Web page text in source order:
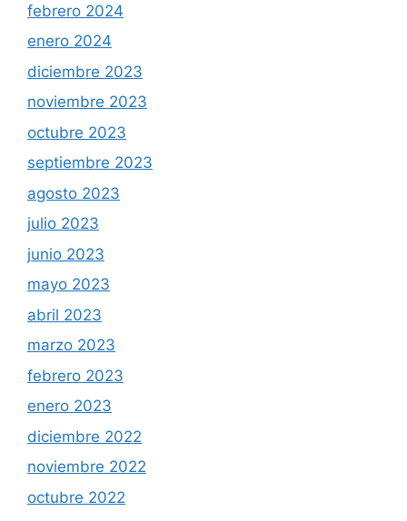
febrero 2024
enero 2024
diciembre 2023
noviembre 2023
octubre 2023
septiembre 2023
agosto 2023
julio 2023
junio 2023
mayo 2023
abril 2023
marzo 2023
febrero 2023
enero 2023
diciembre 2022
noviembre 2022
octubre 2022